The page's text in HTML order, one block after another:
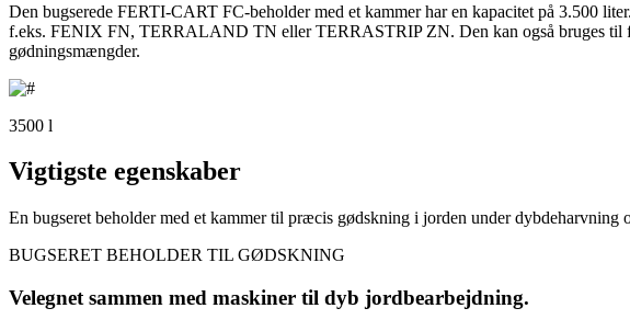
Den bugserede FERTI-CART FC-beholder med et kammer har en kapacitet på 3.500
f.eks. FENIX FN, TERRALAND TN eller TERRASTRIP ZN. Den kan også bruges til
gødningsmængder.
3500 l
Vigtigste egenskaber
En bugseret beholder med et kammer til præcis gødskning i jorden under dybdeharvning
BUGSERET BEHOLDER TIL GØDSKNING
Velegnet sammen med maskiner til dyb jordbearbejdning.